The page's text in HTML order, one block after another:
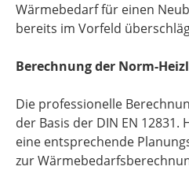
Wärmebedarf für einen
bereits im Vorfeld
Berechnung der Norm-
Die professionelle
der Basis der DIN EN
eine entsprechende
zur